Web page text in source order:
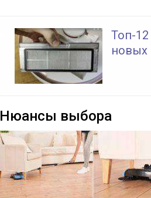
Топ-
новых
Нюансы выбора